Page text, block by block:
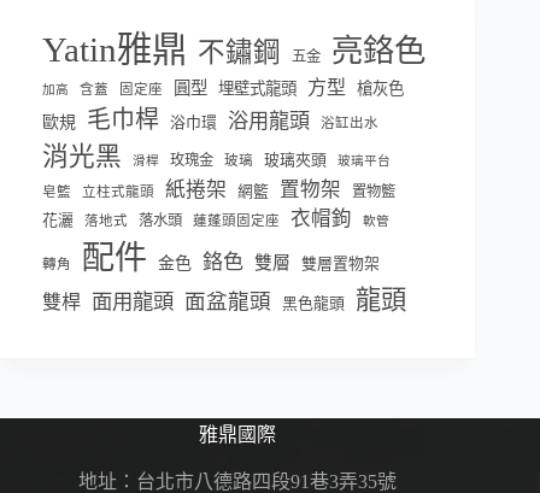
Yatin雅鼎 不鏽鋼 五金 亮鉻色
加高 含蓋 固定座 圓型 埋壁式龍頭 方型
槍灰色
歐規
毛巾桿 浴巾環 浴用龍頭 浴缸出水
消光黑 滑桿 玫瑰金 玻璃 玻璃夾頭 玻璃平台
皂籃 立柱式龍頭 紙捲架 網籃 置物架
置物籃
花灑
落地式 落水頭 蓮蓬頭固定座 衣帽鉤 軟管
轉角 配件 金色 鉻色 雙層 雙層置物架
雙桿 面用龍頭 面盆龍頭 黑色龍頭 龍頭
雅鼎國際
地址：台北市八德路四段91巷3弄35號